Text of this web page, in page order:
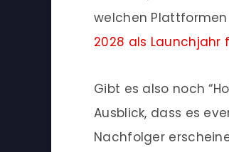
welchen
2028 als Launchjahr
Gibt es also noch
Ausblick, dass es
Nachfolger